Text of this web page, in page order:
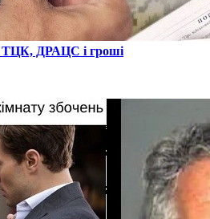
ТЦК, ДРАЦС і гроші